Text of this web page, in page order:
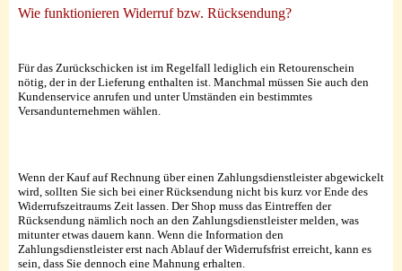
Wie funktionieren Widerruf bzw. Rücksendung?
Für das Zurückschicken ist im Regelfall lediglich ein Retourenschein
nötig, der in der Lieferung enthalten ist. Manchmal müssen Sie auch den
Kundenservice anrufen und unter Umständen ein bestimmtes
Versandunternehmen wählen.
Wenn der Kauf auf Rechnung über einen Zahlungsdienstleister abgewickelt
wird, sollten Sie sich bei einer Rücksendung nicht bis kurz vor Ende des
Widerrufszeitraums Zeit lassen. Der Shop muss das Eintreffen der
Rücksendung nämlich noch an den Zahlungsdienstleister melden, was
mitunter etwas dauern kann. Wenn die Information den
Zahlungsdienstleister erst nach Ablauf der Widerrufsfrist erreicht, kann es
sein, dass Sie dennoch eine Mahnung erhalten.